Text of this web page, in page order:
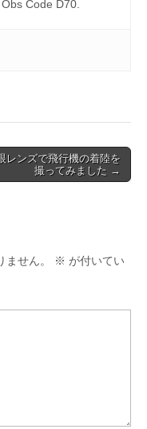
Code D70.
レンズで飛行機の着陸を
撮ってみました →
せん。 ※ が付いてい